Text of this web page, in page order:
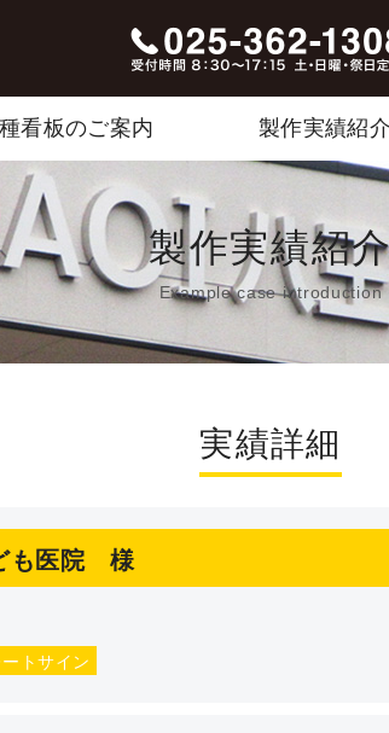
看板のご案内 製作実績紹介
製作実績紹
Example case introduction
実績詳細
も医院 様
トサイン